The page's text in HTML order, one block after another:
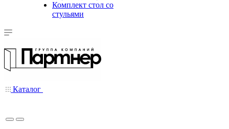
Комплект стол со
стульями
Каталог